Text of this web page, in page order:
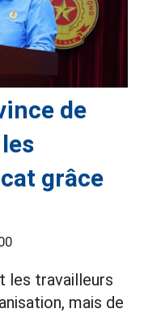
de
grâce
les travailleurs
mais de